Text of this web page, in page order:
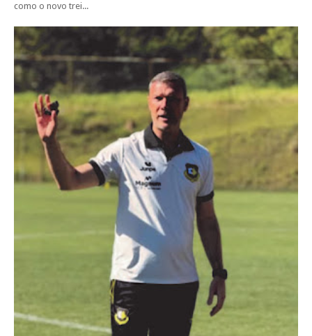
como o novo trei...